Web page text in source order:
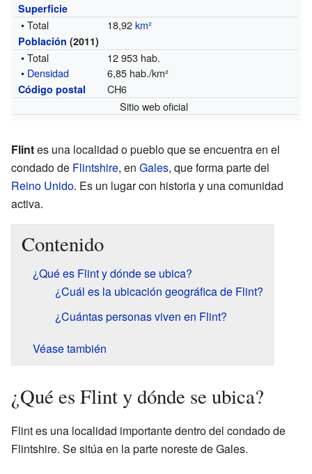
Superficie
• Total 18,92km²
Población (2011)
• Total
12 953 hab.
• Densidad 6,85 hab./km²
Código postal
CH6
Sitio web oficial
Flintes una localidad o pueblo que se encuentra en el
condado de Flintshire, en Gales, que forma parte del
Reino Unido. Es un lugar con historia y una comunidad
activa.
Contenido
¿Qué es Flint y dónde se ubica?
¿Cuál es la ubicación geográfica de Flint?
¿Cuántas personas viven en Flint?
Véase también
¿Qué es Flint y dónde se ubica?
Flint es una localidad importante dentro del condado de
Flintshire. Se sitúa en la parte noreste de Gales.